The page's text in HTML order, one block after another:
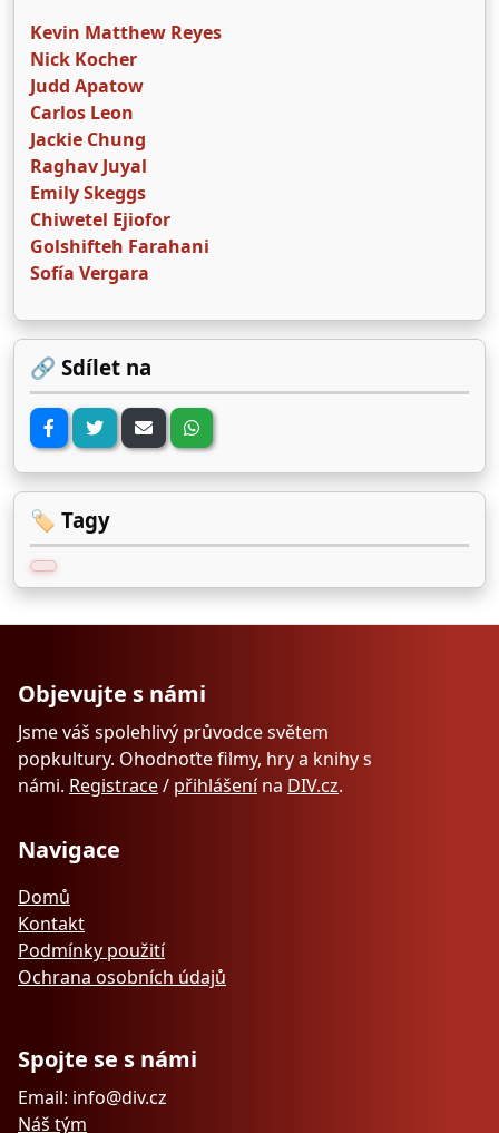
Kevin Matthew Reyes
Nick Kocher
Judd Apatow
Carlos Leon
Jackie Chung
Raghav Juyal
Emily Skeggs
Chiwetel Ejiofor
Golshifteh Farahani
Sofía Vergara
🔗 Sdílet na
🏷️ Tagy
Objevujte s námi
Jsme váš spolehlivý průvodce světem
popkultury. Ohodnoťte filmy, hry a knihy s
námi. Registrace/ přihlášenína DIV.cz.
Navigace
Domů
Kontakt
Podmínky použití
Ochrana osobních údajů
Spojte se s námi
Email: info@div.cz
Náš tým